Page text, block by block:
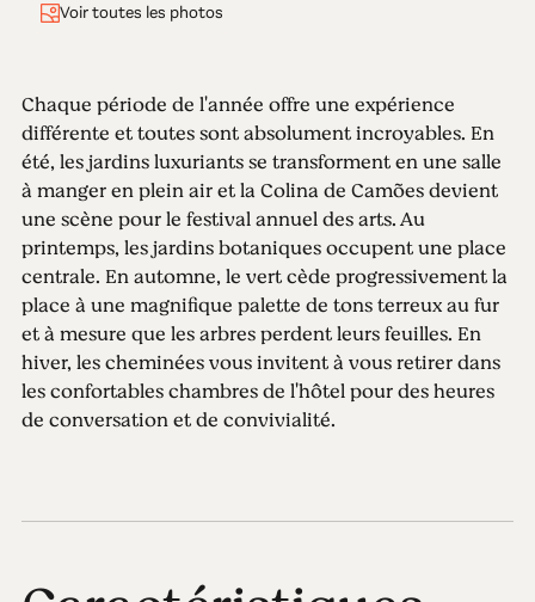
Voir toutes les photos
Chaque période de l'année offre une expérience
différente et toutes sont absolument incroyables. En
été, les jardins luxuriants se transforment en une salle
à manger en plein air et la Colina de Camões devient
une scène pour le festival annuel des arts. Au
printemps, les jardins botaniques occupent une place
centrale. En automne, le vert cède progressivement la
place à une magnifique palette de tons terreux au fur
et à mesure que les arbres perdent leurs feuilles. En
hiver, les cheminées vous invitent à vous retirer dans
les confortables chambres de l'hôtel pour des heures
de conversation et de convivialité.